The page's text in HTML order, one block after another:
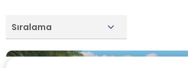
Sıralama